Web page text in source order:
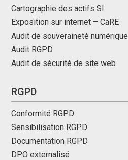
Cartographie des actifs SI
Exposition sur internet – CaRE
Audit de souveraineté numérique
Audit RGPD
Audit de sécurité de site web
RGPD
Conformité RGPD
Sensibilisation RGPD
Documentation RGPD
DPO externalisé